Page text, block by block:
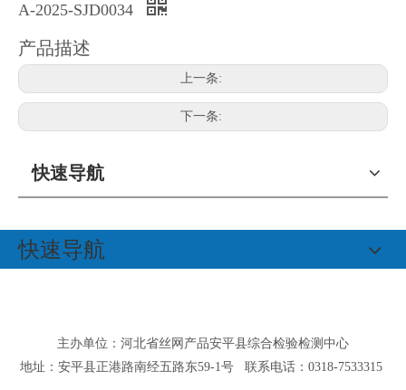
A-2025-SJD0034
产品描述
上一条:
下一条:
快速导航
快速导航
主办单位：河北省丝网产品安平县综合检验检测中心
地址：安平县正港路南经五路东59-1号 联系电话：0318-7533315